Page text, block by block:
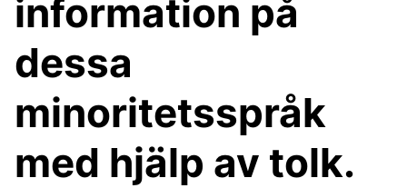
information på
dessa
minoritetsspråk
med hjälp av tolk.